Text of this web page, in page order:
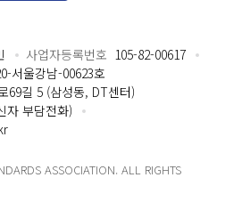
사업자등록번호 105-82-00617
서울강남-00623호
69길 5 (삼성동, DT센터)
자 부담전화)
ASSOCIATION. ALL RIGHTS